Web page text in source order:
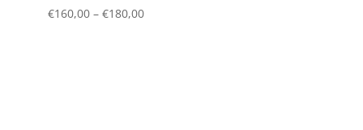
€160,00– €180,00